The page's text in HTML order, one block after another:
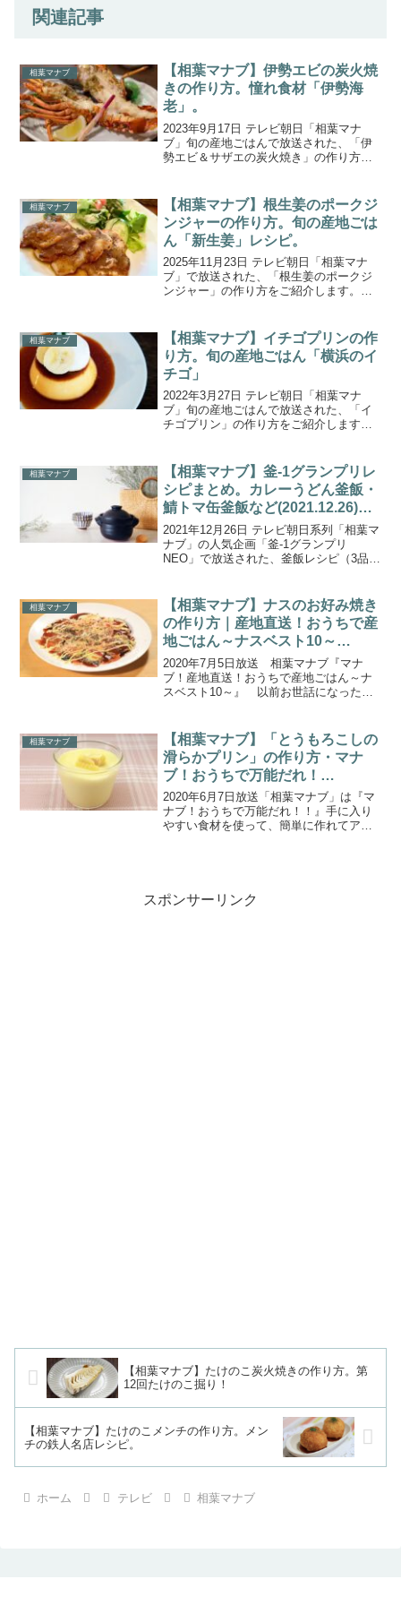
関連記事
相葉マナブ
【相葉マナブ】伊勢エビの炭火焼
きの作り方。憧れ食材「伊勢海
老」。
2023年9月17日 テレビ朝日「相葉マナ
ブ」旬の産地ごはんで放送された、「伊
勢エビ＆サザエの炭火焼き」の作り方を
の千葉県で、憧れの高級食材“伊勢海老”を
たくさん獲って...
相葉マナブ
【相葉マナブ】根生姜のポークジ
ンジャーの作り方。旬の産地ごは
ん「新生姜」レシピ。
2025年11月23日 テレビ朝日「相葉マナ
ブ」で放送された、「根生姜のポークジ
ンジャー」の作り方をご紹介します。今
んが育てているのは、“大生姜”という粒が
大きい生姜で...
相葉マナブ
【相葉マナブ】イチゴプリンの作
り方。旬の産地ごはん「横浜のイ
チゴ」
2022年3月27日 テレビ朝日「相葉マナ
ブ」旬の産地ごはんで放送された、「イ
チゴプリン」の作り方をご紹介します。
は、『おいCベリー・よつぼし・紅ほっ
ぺ・あまおとめ...
相葉マナブ
【相葉マナブ】釜-1グランプリレ
シピまとめ。カレーうどん釜飯・
鯖トマ缶釜飯など(2021.12.26)
【釜-1GP】
2021年12月26日 テレビ朝日系列「相葉マ
ナブ」の人気企画「釜-1グランプリ
NEO」で放送された、釜飯レシピ（3品）
に挑むのは、サバ味噌缶をふんだ「鯖ト
マ缶釜飯」＆...
相葉マナブ
【相葉マナブ】ナスのお好み焼き
の作り方｜産地直送！おうちで産
地ごはん～ナスベスト10～
(2020.7.5)
2020年7月5日放送 相葉マナブ『マナ
ブ！産地直送！おうちで産地ごはん～ナ
スベスト10～』 以前お世話になったナ
10を作ります！東京都の「三鷹のナス」
と茨城県「奥久慈...
相葉マナブ
【相葉マナブ】「とうもろこしの
滑らかプリン」の作り方・マナ
ブ！おうちで万能だれ！
（2020.6.7）
2020年6月7日放送「相葉マナブ」は『マ
ナブ！おうちで万能だれ！！』手に入り
やすい食材を使って、簡単に作れてアレ
スポンサーリンク
【相葉マナブ】たけのこ炭火焼きの作り方。第
12回たけのこ掘り！
【相葉マナブ】たけのこメンチの作り方。メン
チの鉄人名店レシピ。
ホーム テレビ 相葉マナブ